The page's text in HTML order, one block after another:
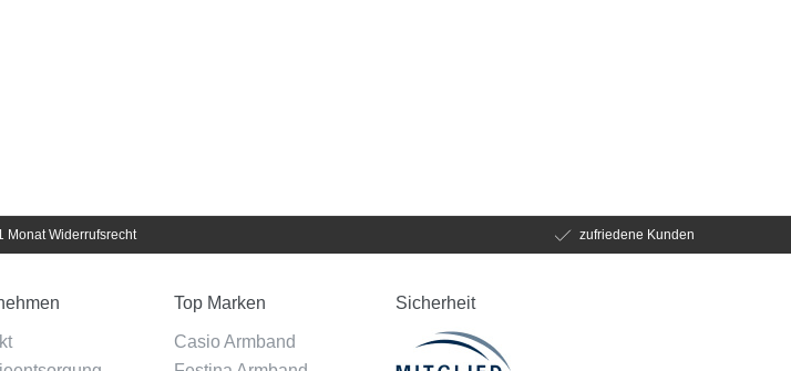
Monat Widerrufsrecht zufriedene Kunden
Top Marken
Casio Armband
Sicherheit